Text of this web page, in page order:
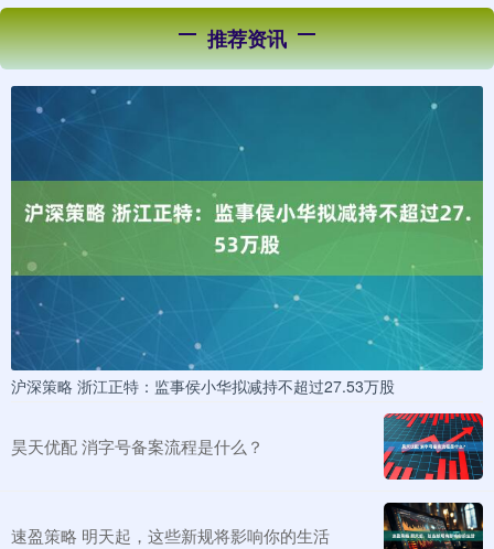
推荐资讯
沪深策略 浙江正特：监事侯小华拟减持不超过27.53万股
昊天优配 消字号备案流程是什么？
速盈策略 明天起，这些新规将影响你的生活